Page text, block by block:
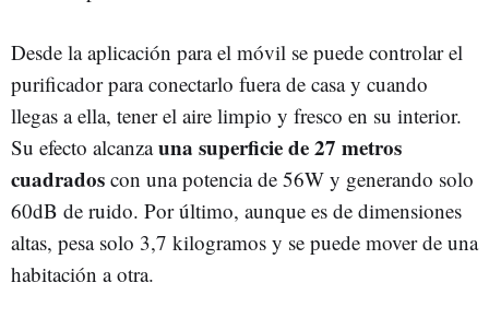
Desde la aplicación para el móvil se puede controlar el
purificador para conectarlo fuera de casa y cuando
llegas a ella, tener el aire limpio y fresco en su interior.
Su efecto alcanzauna superficie de 27 metros
cuadrados con una potencia de 56W y generando solo
60dB de ruido. Por último, aunque es de dimensiones
altas, pesa solo 3,7 kilogramos y se puede mover de una
habitación a otra.